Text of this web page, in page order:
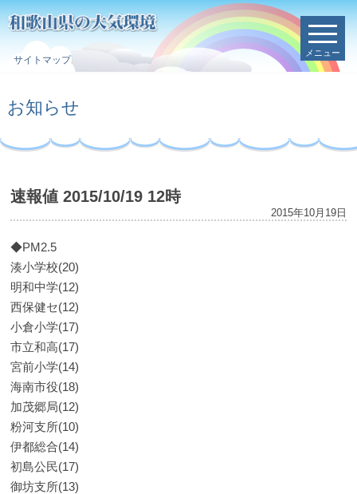
サイトマップ
メニュー
お知らせ
速報値 2015/10/19 12時
2015年10月19日
◆PM2.5
湊小学校(20)
明和中学(12)
西保健セ(12)
小倉小学(17)
市立和高(17)
宮前小学(14)
海南市役(18)
加茂郷局(12)
粉河支所(10)
伊都総合(14)
初島公民(17)
御坊支所(13)